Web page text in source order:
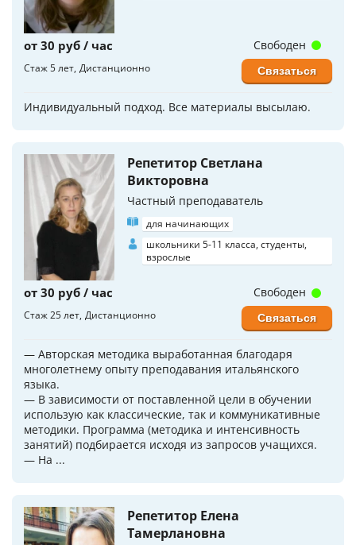
от 30 руб / час
Стаж 5 лет Дистанционно
Индивидуальный подход. Все материалы высылаю.
Свободен
Связаться
Репетитор Светлана
Викторовна
Частный преподаватель
для начинающих
школьники 5-11 класса, студенты,
взрослые
от 30 руб / час
Стаж 25 лет Дистанционно
— Авторская методика выработанная благодаря
многолетнему опыту преподавания итальянского
языка.
— В зависимости от поставленной цели в обучении
использую как классические, так и коммуникативные
методики. Программа (методика и интенсивность
занятий) подбирается исходя из запросов учащихся.
— На ...
Свободен
Связаться
Репетитор Елена
Тамерлановна